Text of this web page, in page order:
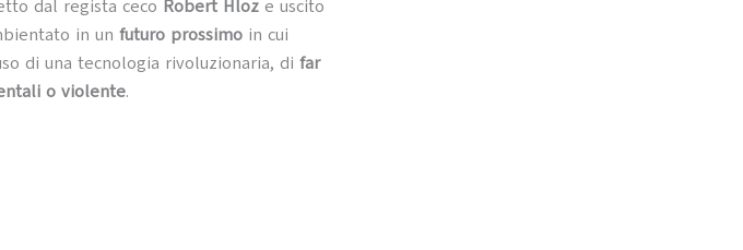
dal regista ceco Robert Hloz e uscito
in un futuro prossimo in cui
di una tecnologia rivoluzionaria, di far
o violente.